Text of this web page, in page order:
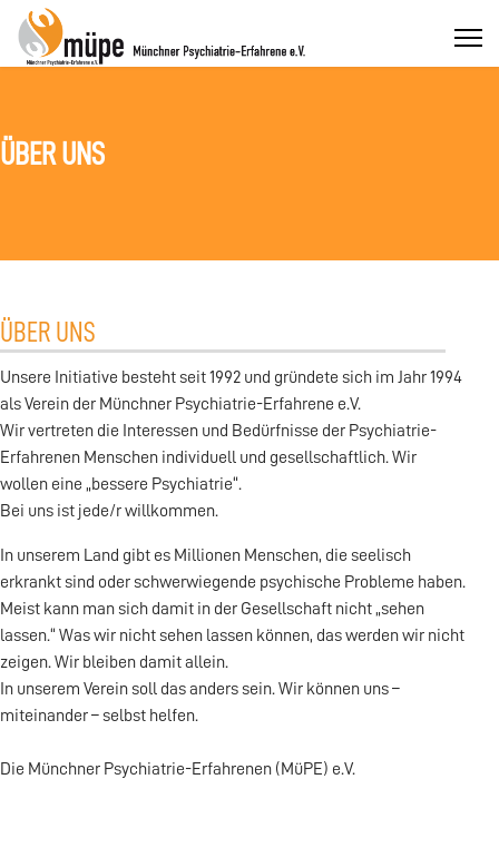
ÜBER UNS
ÜBER UNS
Unsere Initiative besteht seit 1992 und gründete sich im Jahr 1994
als Verein der Münchner Psychiatrie-Erfahrene e.V.
Wir vertreten die Interessen und Bedürfnisse der Psychiatrie-
Erfahrenen Menschen individuell und gesellschaftlich. Wir
wollen eine „bessere Psychiatrie“.
Bei uns ist jede/r willkommen.
In unserem Land gibt es Millionen Menschen, die seelisch
erkrankt sind oder schwerwiegende psychische Probleme haben.
Meist kann man sich damit in der Gesellschaft nicht „sehen
lassen.“ Was wir nicht sehen lassen können, das werden wir nicht
zeigen. Wir bleiben damit allein.
In unserem Verein soll das anders sein. Wir können uns –
miteinander – selbst helfen.
Die Münchner Psychiatrie-Erfahrenen (MüPE) e.V.